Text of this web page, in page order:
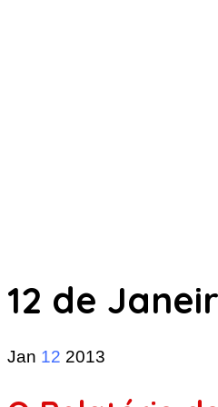
12 de
Jan 12 2013